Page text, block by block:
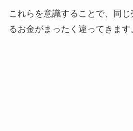
これらを意識することで、同
るお金がまったく違ってきます